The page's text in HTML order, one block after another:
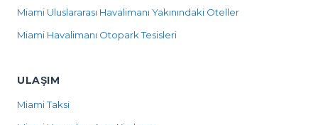
Miami Uluslararası Havalimanı Yakınındaki Oteller
Miami Havalimanı Otopark Tesisleri
ULAŞIM
Miami Taksi